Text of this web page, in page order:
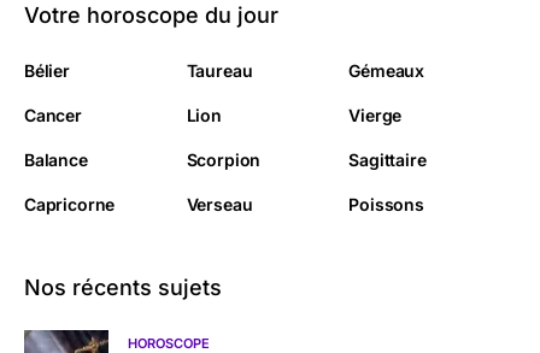
Votre horoscope du jour
Bélier Taureau Gémeaux
Cancer Lion Vierge
Balance Scorpion Sagittaire
Capricorne Verseau Poissons
Nos récents sujets
HOROSCOPE